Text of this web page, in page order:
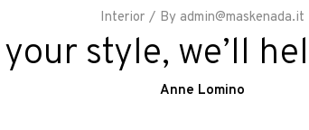
Interior By admin@maskenada.it
style, we’ll
Anne Lomino